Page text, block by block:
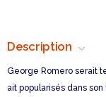
Description
George Romero serait
ait popularisés dans son